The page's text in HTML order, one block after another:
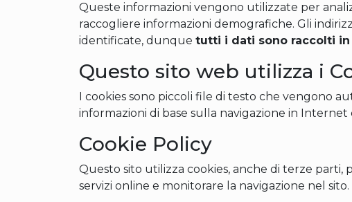
Queste informazioni vengono utilizzate per
raccogliere informazioni demografiche. Gli
identificate, dunque tutti i dati sono raccolti
Questo sito web utilizza i
I cookies sono piccoli file di testo che vengono
informazioni di base sulla navigazione in
Cookie Policy
Questo sito utilizza cookies, anche di terze parti,
servizi online e monitorare la navigazione nel sito.